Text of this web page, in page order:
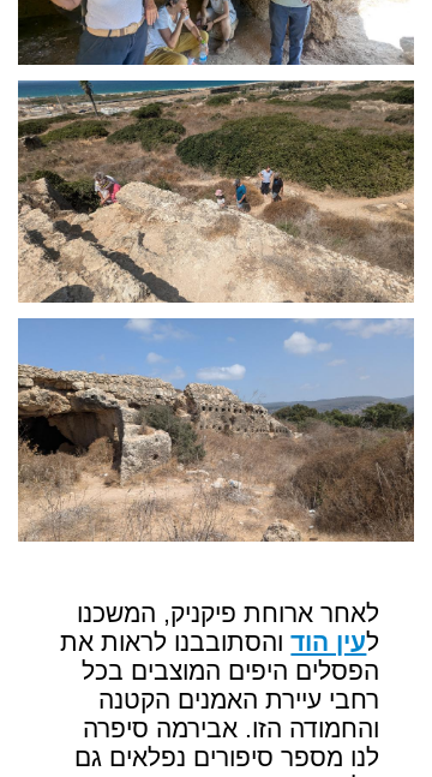
לאחר ארוחת פיקניק, המשכנו
לעין הודוהסתובבנו לראות את
הפסלים היפים המוצבים בכל
רחבי עיירת האמנים הקטנה
והחמודה הזו. אבירמה סיפרה
לנו מספר סיפורים נפלאים גם